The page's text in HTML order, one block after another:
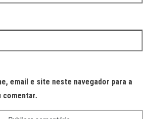
email e site neste navegador para a
comentar.